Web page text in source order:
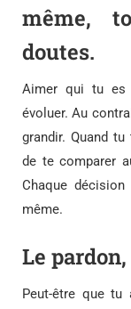
même,
doutes.
Aimer qui tu es
évoluer. Au
grandir. Quand
de te comparer
Chaque décision
même.
Le
Peut-être que